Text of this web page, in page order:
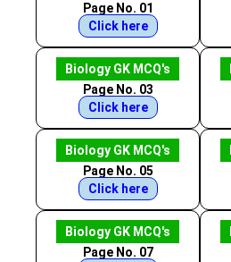
Page No. 01
Click here
Biology GK MCQ's
Page No. 03
Click here
Biology GK MCQ's
Page No. 05
Click here
Biology GK MCQ's
Page No. 07